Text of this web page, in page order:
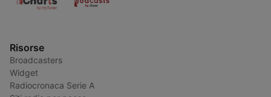
Risorse
Broadcasters
Widget
Radiocronaca Serie A